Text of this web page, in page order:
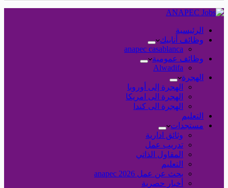
الرئيسية
وظائف أنابيك
anapec casablanca
وظائف عمومية
Alwadifa
الهجرة
الهجرة إلى أوروبا
الهجرة الى امريكا
الهجرة الى كندا
التعليم
مستجدات
وثائق ادارية
تدريب عمل
المقاول الذاتي
التعليم
بحث عن عمل 2026 anapec
أخبار حصرية